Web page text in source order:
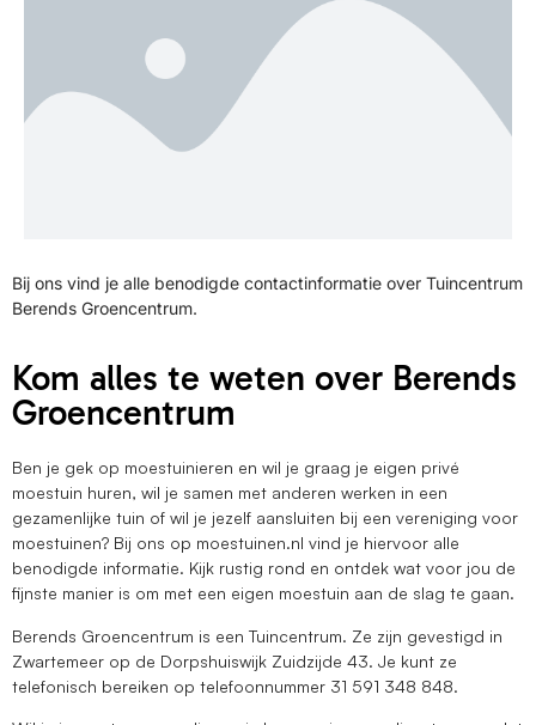
Bij ons vind je alle benodigde contactinformatie over Tuincentrum
Berends Groencentrum.
Kom alles te weten over Berends
Groencentrum
Ben je gek op moestuinieren en wil je graag je eigen privé
moestuin huren, wil je samen met anderen werken in een
gezamenlijke tuin of wil je jezelf aansluiten bij een vereniging voor
moestuinen? Bij ons op moestuinen.nl vind je hiervoor alle
benodigde informatie. Kijk rustig rond en ontdek wat voor jou de
fijnste manier is om met een eigen moestuin aan de slag te gaan.
Berends Groencentrum is een Tuincentrum. Ze zijn gevestigd in
Zwartemeer op de Dorpshuiswijk Zuidzijde 43. Je kunt ze
telefonisch bereiken op telefoonnummer 31 591 348 848.